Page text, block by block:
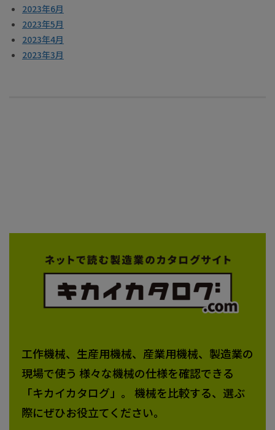
2023年6月
2023年5月
2023年4月
2023年3月
工作機械、生産用機械、産業用機械、製造業の
現場で使う 様々な機械の仕様を確認できる
「キカイカタログ」。 機械を比較する、選ぶ
際にぜひお役立てください。